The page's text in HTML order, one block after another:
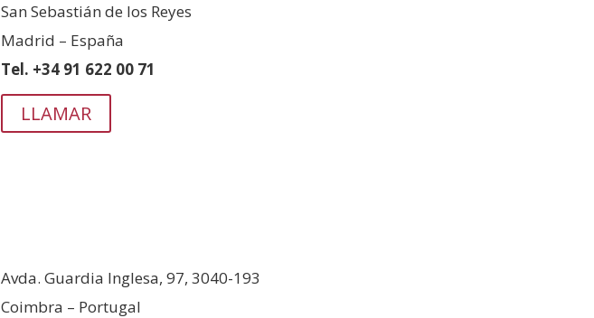
San Sebastián de los Reyes
Madrid – España
Tel. +34 91 622 00 71
LLAMAR
Avda. Guardia Inglesa, 97, 3040-193
Coimbra – Portugal